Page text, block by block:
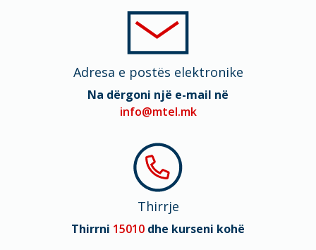
Adresa e postës elektronike
Na dërgoni një e-mail në
info@mtel.mk
Thirrje
Thirrni 15010 dhe kurseni kohë